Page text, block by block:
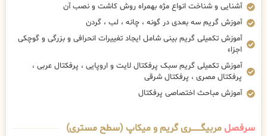
آشنایی و شناخت انواع مژه بهمراه روش کاشت و نصب آن
آموزش گریم سه بعدی در گونه ، چانه ، لب ، گردن
آموزش تکمیلی گریم بینی شامل ایجاد تغییرات انحرافی و بزرگی و گوچکی
اجزاء
آموزش تکمیلی گریم سبک پرفکتال لایت و اروپایی ، پرفکتال عربی ،
پرفکتال مصری ، پرفکتال شرقی
آموزش مباحث اختصاصی پرفکتال
سرفصلمربیگــــــــری گریم و میکاپ (سطح مستری)